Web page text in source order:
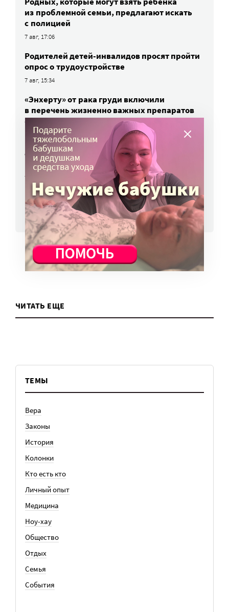
из проблемной семьи, предлагают искать
с полицией
7 авг, 17:06
Родителей детей-инвалидов просят пройти
опрос о трудоустройстве
7 авг, 15:34
«Энхерту» от рака груди включили
в перечень жизненно важных препаратов
7 авг, 15:15
НКО часто рискуют нарушить закон
о персональных данных. Как этого
избежать?
7 авг, 13:13
ВСЕ НОВОСТИ
ЧИТАТЬ ЕЩЕ
ТЕМЫ
Вера
Законы
История
Колонки
Кто есть кто
Личный опыт
Медицина
Ноу-хау
Общество
Отдых
Семья
События